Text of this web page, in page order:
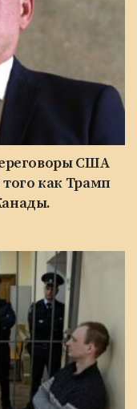
США
как Трамп